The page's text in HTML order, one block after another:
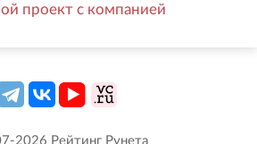
проект с компанией
2026 Рейтинг Рунета